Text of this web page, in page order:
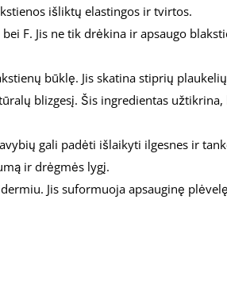
išliktų elastingos ir tvirtos.
F. Jis ne tik drėkina ir apsaugo
būklę. Jis skatina stiprių
blizgesį. Šis ingredientas
gali padėti išlaikyti ilgesnes ir
ir drėgmės lygį.
Jis suformuoja apsauginę